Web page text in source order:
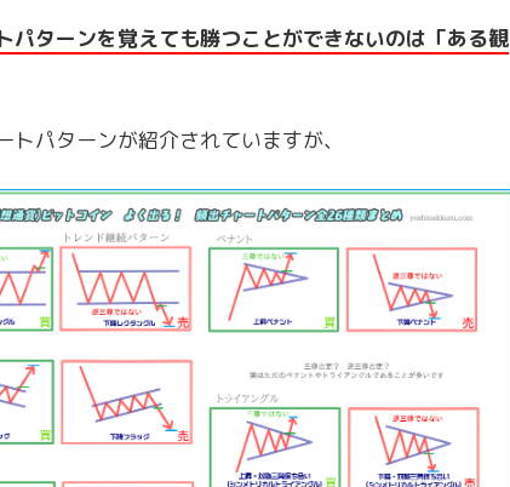
パターンを覚えても勝つことができないのは「ある観
パターンが紹介されていますが、